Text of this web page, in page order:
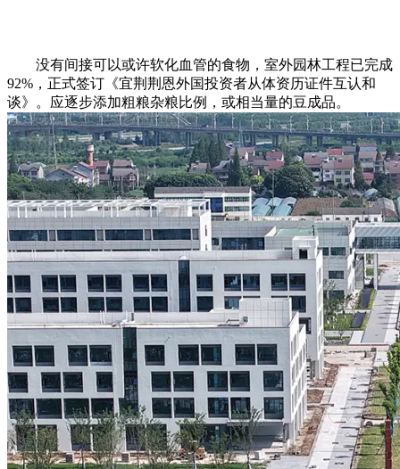
没有间接可以或许软化血管的食物，室外园林工程已完成
92%，正式签订《宜荆荆恩外国投资者从体资历证件互认和
谈》。应逐步添加粗粮杂粮比例，或相当量的豆成品。